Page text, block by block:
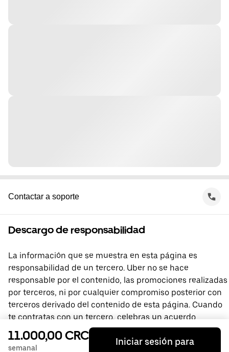
Contactar a soporte
Descargo de responsabilidad
La información que se muestra en esta página es
responsabilidad de un tercero. Uber no se hace
responsable por el contenido, las promociones realizadas
por terceros, ni por cualquier compromiso posterior con
terceros derivado del contenido de esta página. Cuando
te contratas con un tercero, celebras un acuerdo
directamente con él, del que Uber no forma parte. Si
tienes preguntas, comunícate directamente con el
11.000,00 CRC
semanal
Iniciar sesión para